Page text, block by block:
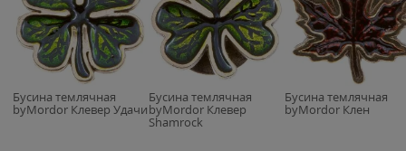
Бусина темлячная
byMordor Клевер Удачи
Бусина темлячная
byMordor Клевер
Shamrock
Бусина темлячная
byMordor Клен